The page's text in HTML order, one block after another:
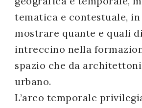
tematica e contestuale, in
mostrare quante e quali
intreccino nella
spazio che da
urbano.
L’arco temporale